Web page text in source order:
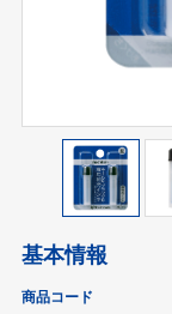
基本情報
商品コード